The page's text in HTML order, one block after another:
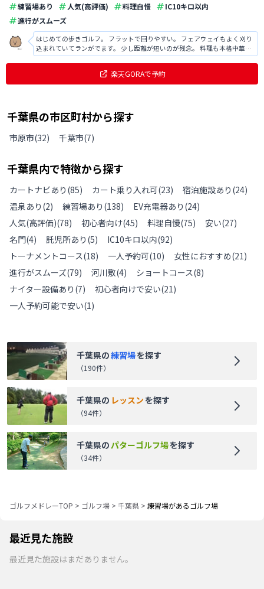
練習場あり 人気(高評価) 料理自慢
IC10キロ以内
進行がスムーズ
はじめての歩きゴルフ。 フラットで回りやすい。 フェアウェイもよく刈り
込まれていてランがでます。 少し距離が短いのが残念。 料理も本格中華で
おいしかったです！
楽天GORAで予約
千葉県の市区町村から探す
市原市(32) 千葉市(7)
千葉県内で特徴から探す
カートナビあり (85) カート乗り入れ可(23) 宿泊施設あり (24)
温泉あり (2) 練習場あり (138) EV充電器あり (24)
人気(高評価)(78) 初心者向け(45) 料理自慢(75) 安い(27)
名門(4) 託児所あり (5) IC10キロ以内(92)
トーナメントコース(18) 一人予約可(10) 女性におすすめ(21)
進行がスムーズ(79) 河川敷(4) ショートコース(8)
ナイター設備あり (7) 初心者向けで安い(21)
一人予約可能で安い(1)
千葉県の練習場を探す
（190件）
千葉県の レッスンを探す
（94件）
千葉県の パターゴルフ場を探す
（34件）
ゴルフメドレーTOP > ゴルフ場 > 千葉県 > 練習場があるゴルフ場
最近見た施設
最近見た施設はまだありません。